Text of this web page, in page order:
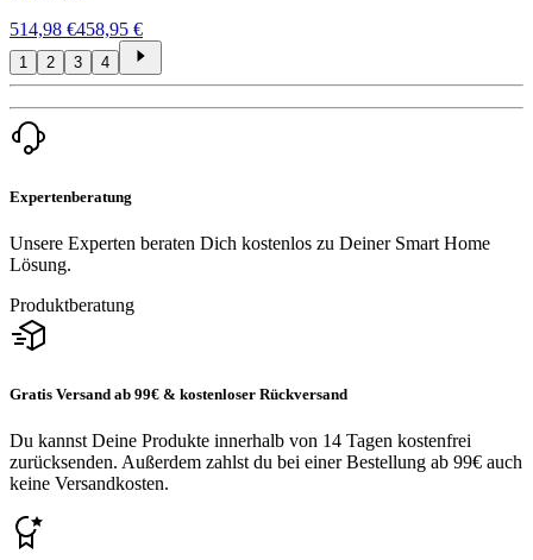
514,98 €458,95 €
1 2 3 4
Expertenberatung
Unsere Experten beraten Dich kostenlos zu Deiner Smart Home
Lösung.
Produktberatung
Gratis Versand ab 99€ & kostenloser Rückversand
Du kannst Deine Produkte innerhalb von 14 Tagen kostenfrei
zurücksenden. Außerdem zahlst du bei einer Bestellung ab 99€ auch
keine Versandkosten.